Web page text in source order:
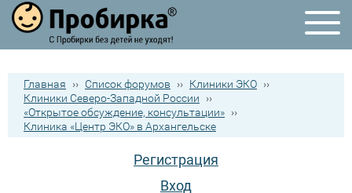
Главная ›› Список форумов ›› Клиники ЭКО ››
Клиники Северо-Западной России
››
«Открытое обсуждение, консультации» ››
Клиника «Центр ЭКО» в Архангельске
Регистрация
Вход